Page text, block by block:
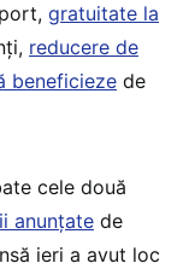
gratuitate la
reducere de
beneficieze de
cele două
anunțate de
ieri a avut loc